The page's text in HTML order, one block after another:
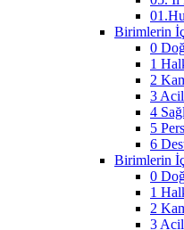
Birimlerin
0
1
2
3 Acil
4
5
6
Birimlerin
0
1
2
3 Acil